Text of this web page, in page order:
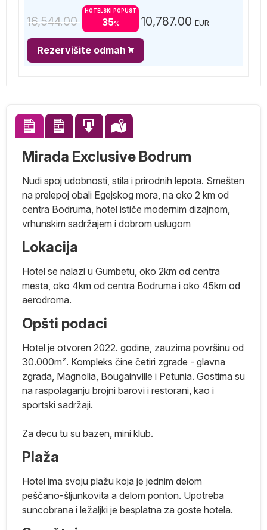
16,544.00
HOTELSKI POPUST
35% 10,787.00 EUR
Rezervišite odmah
Mirada Exclusive Bodrum
Nudi spoj udobnosti, stila i prirodnih lepota. Smešten
na prelepoj obali Egejskog mora, na oko 2 km od
centra Bodruma, hotel ističe modernim dizajnom,
vrhunskim sadržajem i dobrom uslugom
Lokacija
Hotel se nalazi u Gumbetu, oko 2km od centra
mesta, oko 4km od centra Bodruma i oko 45km od
aerodroma.
Opšti podaci
Hotel je otvoren 2022. godine, zauzima površinu od
30.000m². Kompleks čine četiri zgrade - glavna
zgrada, Magnolia, Bougainville i Petunia. Gostima su
na raspolaganju brojni barovi i restorani, kao i
sportski sadržaji.
Za decu tu su bazen, mini klub.
Plaža
Hotel ima svoju plažu koja je jednim delom
peščano-šljunkovita a delom ponton. Upotreba
suncobrana i ležaljki je besplatna za goste hotela.